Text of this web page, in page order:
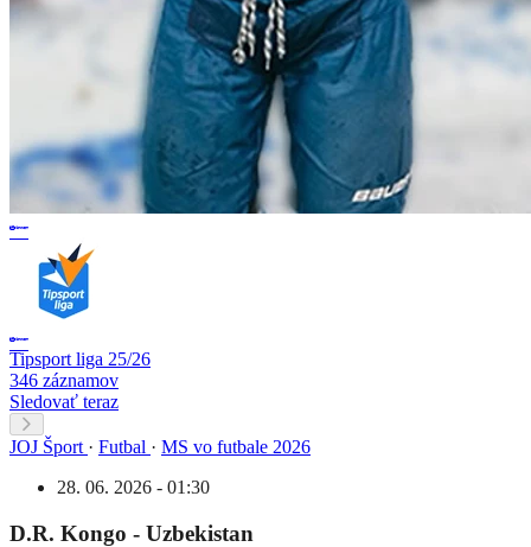
Tipsport liga 25/26
346 záznamov
Sledovať teraz
JOJ Šport · Futbal · MS vo futbale 2026
28. 06. 2026 - 01:30
D.R. Kongo - Uzbekistan